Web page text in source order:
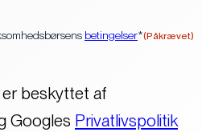
betingelser*(Påkrævet)
beskyttet af
Googles Privatlivspolitik